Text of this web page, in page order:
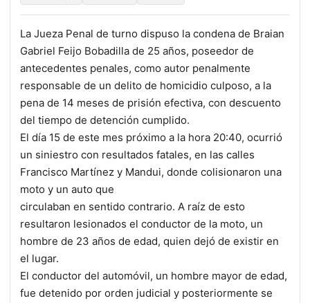
La Jueza Penal de turno dispuso la condena de Braian
Gabriel Feijo Bobadilla de 25 años, poseedor de
antecedentes penales, como autor penalmente
responsable de un delito de homicidio culposo, a la
pena de 14 meses de prisión efectiva, con descuento
del tiempo de detención cumplido.
El día 15 de este mes próximo a la hora 20:40, ocurrió
un siniestro con resultados fatales, en las calles
Francisco Martínez y Mandui, donde colisionaron una
moto y un auto que
circulaban en sentido contrario. A raíz de esto
resultaron lesionados el conductor de la moto, un
hombre de 23 años de edad, quien dejó de existir en
el lugar.
El conductor del automóvil, un hombre mayor de edad,
fue detenido por orden judicial y posteriormente se